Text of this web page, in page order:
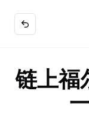
链上福